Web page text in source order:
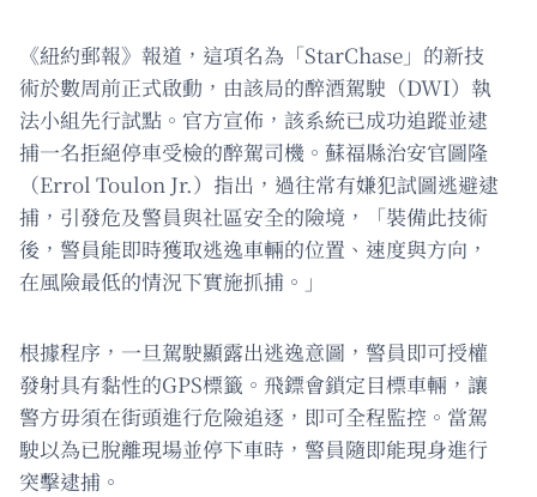
《紐約郵報》報道，這項名為「StarChase」的新技
術於數周前正式啟動，由該局的醉酒駕駛（DWI）執
法小組先行試點。官方宣佈，該系統已成功追蹤並逮
捕一名拒絕停車受檢的醉駕司機。蘇福縣治安官圖隆
（Errol Toulon Jr.）指出，過往常有嫌犯試圖逃避逮
捕，引發危及警員與社區安全的險境，「裝備此技術
後，警員能即時獲取逃逸車輛的位置、速度與方向，
在風險最低的情況下實施抓捕。」
根據程序，一旦駕駛顯露出逃逸意圖，警員即可授權
發射具有黏性的GPS標籤。飛鏢會鎖定目標車輛，讓
警方毋須在街頭進行危險追逐，即可全程監控。當駕
駛以為已脫離現場並停下車時，警員隨即能現身進行
突擊逮捕。